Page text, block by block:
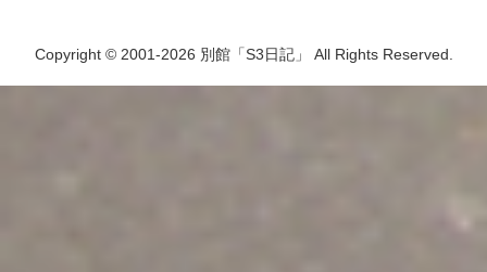
Copyright © 2001-2026 別館「S3日記」 All Rights Reserved.